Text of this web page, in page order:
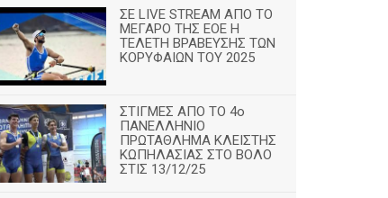
ΣΕ LIVE STREAM ΑΠΟ ΤΟ
ΜΕΓΑΡΟ ΤΗΣ ΕΟΕ Η
ΤΕΛΕΤΗ ΒΡΑΒΕΥΣΗΣ ΤΩΝ
ΚΟΡΥΦΑΙΩΝ ΤΟΥ 2025
ΣΤΙΓΜΕΣ ΑΠΟ ΤΟ 4ο
ΠΑΝΕΛΛΗΝΙΟ
ΠΡΩΤΑΘΛΗΜΑ ΚΛΕΙΣΤΗΣ
ΚΩΠΗΛΑΣΙΑΣ ΣΤΟ ΒΟΛΟ
ΣΤΙΣ 13/12/25